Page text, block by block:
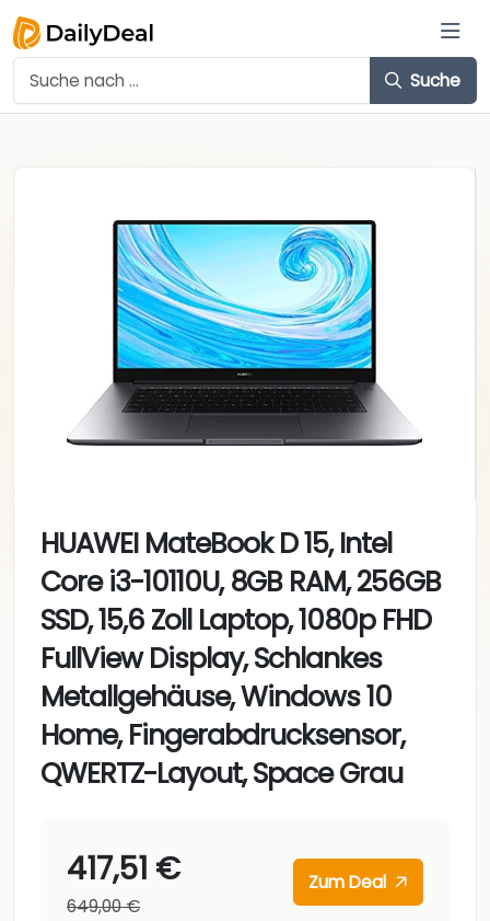
Suche
HUAWEI MateBook D 15, Intel
Core i3-10110U, 8GB RAM, 256GB
SSD, 15,6 Zoll Laptop, 1080p FHD
FullView Display, Schlankes
Metallgehäuse, Windows 10
Home, Fingerabdrucksensor,
QWERTZ-Layout, Space Grau
417,51 €
649,00 €
Zum Deal